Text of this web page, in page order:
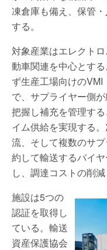
凍倉庫も備え、保管
する。
対象産業はエレクト
動車関連を中心とす
ず生産工場向けの
で、サプライヤー側
把握し補充を管理す
イム供給を実現する
流、そして複数のサ
約して輸送するバイ
し、調達コストの削
施設は5つの
認証を取得し
ている。輸送
資産保護協会